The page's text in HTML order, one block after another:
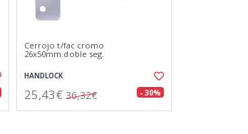
Cerrojo t/fac cromo
26x50mm.doble seg.
HANDLOCK
25,43€ 36,32€ - 30%